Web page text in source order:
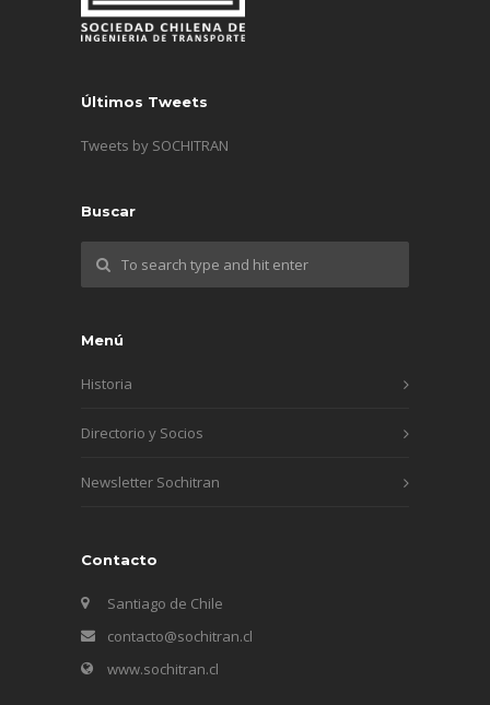
Últimos Tweets
Tweets by SOCHITRAN
Buscar
Menú
Historia
Directorio y Socios
Newsletter Sochitran
Contacto
Santiago de Chile
contacto@sochitran.cl
www.sochitran.cl